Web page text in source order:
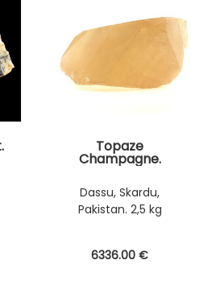
Topaze
Champagne.
12650.0 ct.
Dassu, Skardu,
Pakistan. 2,5 kg
6336.00 €